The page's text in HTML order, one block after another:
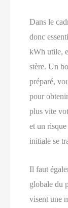
Dans le
donc
kWh utile,
stère. Un
préparé,
pour
plus vite
et un
initiale se
Il faut
globale du
visent une